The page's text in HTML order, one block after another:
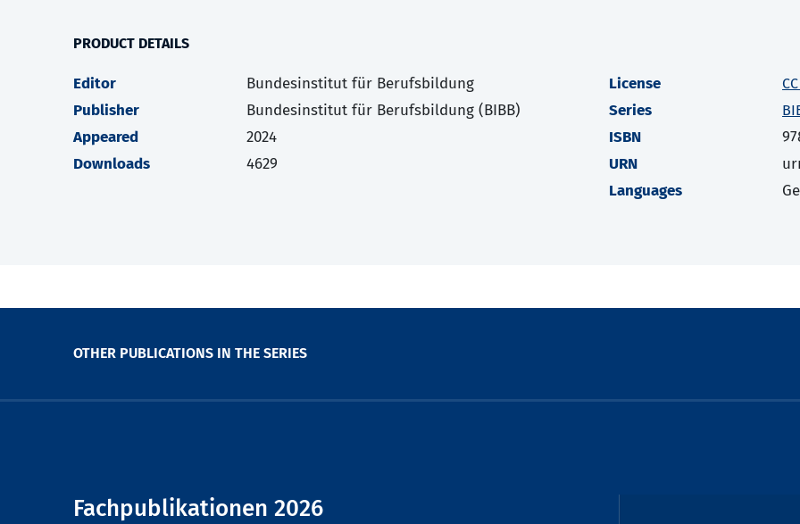
PRODUCT DETAILS
Editor
Bundesinstitut für Berufsbildung
Publisher
Bundesinstitut für Berufsbildung (BIBB)
Appeared
2024
Downloads
4629
License
Series
ISBN
URN
Languages
OTHER PUBLICATIONS IN THE SERIES
Fachpublikationen 2026